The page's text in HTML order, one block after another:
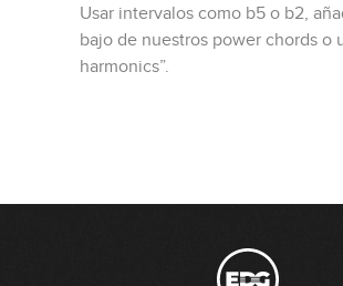
Usar intervalos como b5 o b2,
bajo de nuestros power chords o
harmonics”.